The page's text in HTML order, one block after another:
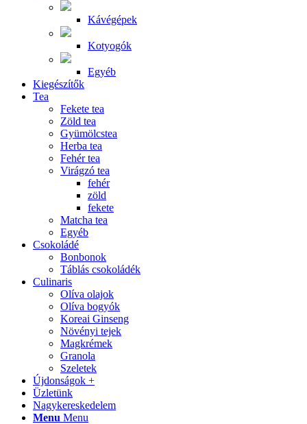
Kávégépek
Kotyogók
Egyéb
Kiegészítők
Tea
Fekete tea
Zöld tea
Gyümölcstea
Herba tea
Fehér tea
Virágzó tea
fehér
zöld
fekete
Matcha tea
Egyéb
Csokoládé
Bonbonok
Táblás csokoládék
Culinaris
Olíva olajok
Olíva bogyók
Koreai Ginseng
Növényi tejek
Magkrémek
Granola
Szeletek
Újdonságok +
Üzletünk
Nagykereskedelem
Menu Menu